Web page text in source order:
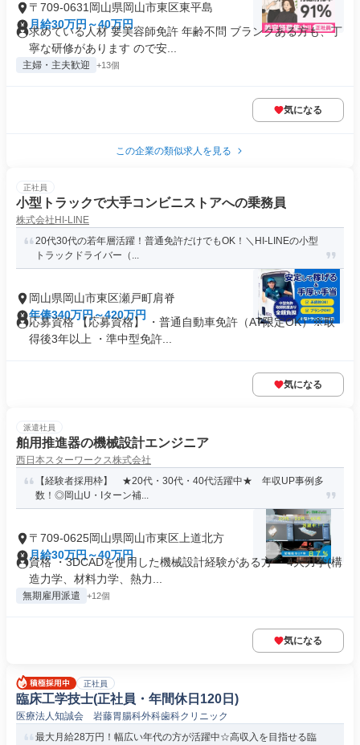
〒709-0631岡山県岡山市東区東平島
月給30万円～40万円
求めている人材 要美容師免許 年齢不問 ブランクある方も、丁
寧な研修があります ので安...
主婦・主夫歓迎 +13個
気になる
この企業の類似求人を見る
正社員
小型トラックで大手コンビニストアへの乗務員
株式会社HI-LINE
20代30代の若年層活躍！普通免許だけでもOK！＼HI-LINEの小型
トラックドライバー（...
岡山県岡山市東区瀬戸町肩脊
年俸340万円～420万円
応募資格 【応募資格】 ・普通自動車免許（AT限定OK）※取
得後3年以上 ・準中型免許...
気になる
派遣社員
舶用推進器の機械設計エンジニア
西日本スターワークス株式会社
【経験者採用枠】 ★20代・30代・40代活躍中★ 年収UP事例多
数！◎岡山U・Iターン補...
〒709-0625岡山県岡山市東区上道北方
月給30万円～40万円
資格 ・3DCADを使用した機械設計経験がある方 ・4大力学(構
造力学、材料力学、熱力...
無期雇用派遣 +12個
気になる
正社員
臨床工学技士(正社員・年間休日120日)
医療法人知誠会 岩藤胃腸科外科歯科クリニック
最大月給28万円！幅広い年代の方が活躍中☆高収入を目指せる臨